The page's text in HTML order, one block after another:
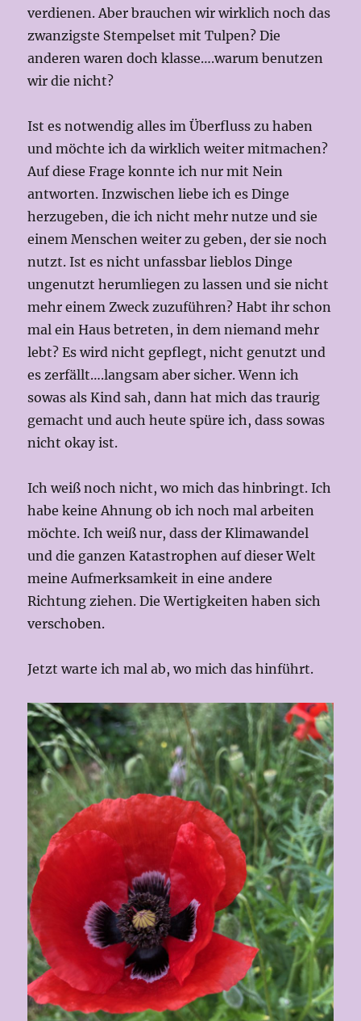
verdienen. Aber brauchen wir wirklich noch das
zwanzigste Stempelset mit Tulpen? Die
anderen waren doch klasse….warum benutzen
wir die nicht?
Ist es notwendig alles im Überfluss zu haben
und möchte ich da wirklich weiter mitmachen?
Auf diese Frage konnte ich nur mit Nein
antworten. Inzwischen liebe ich es Dinge
herzugeben, die ich nicht mehr nutze und sie
einem Menschen weiter zu geben, der sie noch
nutzt. Ist es nicht unfassbar lieblos Dinge
ungenutzt herumliegen zu lassen und sie nicht
mehr einem Zweck zuzuführen? Habt ihr schon
mal ein Haus betreten, in dem niemand mehr
lebt? Es wird nicht gepflegt, nicht genutzt und
es zerfällt….langsam aber sicher. Wenn ich
sowas als Kind sah, dann hat mich das traurig
gemacht und auch heute spüre ich, dass sowas
nicht okay ist.
Ich weiß noch nicht, wo mich das hinbringt. Ich
habe keine Ahnung ob ich noch mal arbeiten
möchte. Ich weiß nur, dass der Klimawandel
und die ganzen Katastrophen auf dieser Welt
meine Aufmerksamkeit in eine andere
Richtung ziehen. Die Wertigkeiten haben sich
verschoben.
Jetzt warte ich mal ab, wo mich das hinführt.